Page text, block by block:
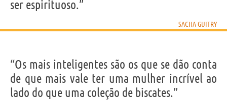
ser espirituoso.”
SACHA GUITRY
“Os mais inteligentes são os que se dão conta
de que mais vale ter uma mulher incrível ao
lado do que uma coleção de biscates.”